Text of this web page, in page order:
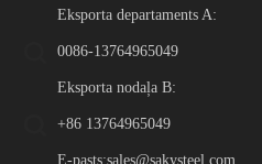
Eksporta departaments A:
0086-13764965049
Eksporta nodaļa B:
+86 13764965049
E-pasts:sales@sakysteel.com